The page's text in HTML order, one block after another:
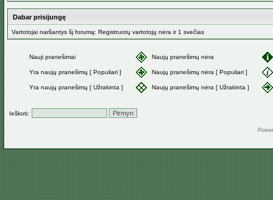
Dabar prisijungę
Vartotojai naršantys šį forumą: Registruotų vartotojų nėra ir 1 svečias
Nauji pranešimai Naujų pranešimų nėra
Yra naujų pranešimų [ Populiari ] Naujų pranešimų nėra [ Populiari ]
Yra naujų pranešimų [ Užrakinta ] Naujų pranešimų nėra [ Užrakinta ]
Ieškoti: